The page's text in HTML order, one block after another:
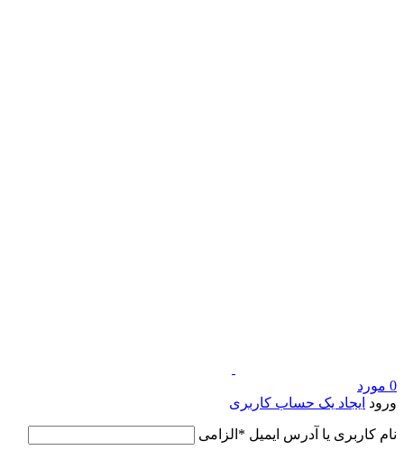
0 مورد
ورود ایجاد یک حساب کاربری
نام کاربری یا آدرس ایمیل * الزامی